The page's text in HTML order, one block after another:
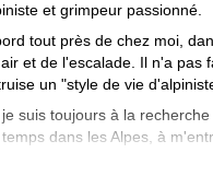
et grimpeur passionné.
tout près de chez moi,
et de l'escalade. Il n'a pas
un "style de vie
suis toujours à la
dans les Alpes, à
Depuis, j'aime partager